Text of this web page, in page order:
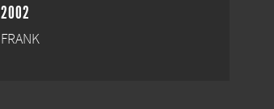
2002
FRANK